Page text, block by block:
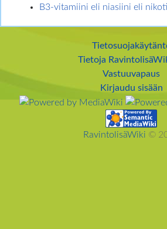
B3-vitamiini eli niasiini eli
Tietoja
Vastuuvapaus
Kirjaudu sisään
RavintolisäWiki ©